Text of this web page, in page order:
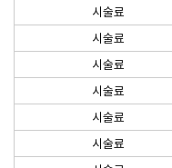
시술료
시술료
시술료
시술료
시술료
시술료